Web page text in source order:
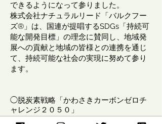
できるようになって参りました。
株式会社ナチュラルリード「バルクフー
ズ®」は、国連が提唱するSDGs「持続可
能な開発目標」の理念に賛同し、地域発
展への貢献と地域の皆様との連携を通じ
て、持続可能な社会の実現に努めて参り
ます。
◯脱炭素戦略「かわさきカーボンゼロチ
ャレンジ２０５０」